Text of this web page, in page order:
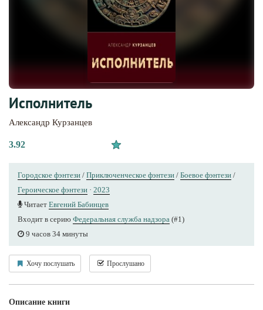
Исполнитель
Александр Курзанцев
3.92
Городское фэнтези / Приключенческое фэнтези / Боевое фэнтези /
Героическое фэнтези · 2023
Читает Евгений Бабинцев
Входит в серию Федеральная служба надзора (#1)
9 часов 34 минуты
Хочу послушать Прослушано
Описание книги